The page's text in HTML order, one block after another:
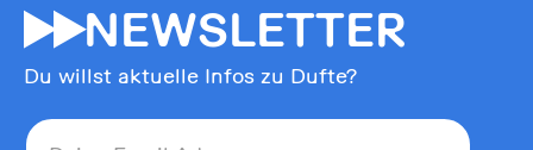
55NEWSLETTER
Du willst aktuelle Infos zu Dufte?